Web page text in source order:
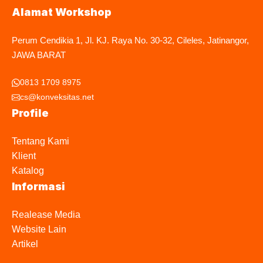
Alamat Workshop
Perum Cendikia 1, Jl. KJ. Raya No. 30-32, Cileles, Jatinangor,
JAWA BARAT
0813 1709 8975
cs@konveksitas.net
Profile
Tentang Kami
Klient
Katalog
Informasi
Realease Media
Website Lain
Artikel